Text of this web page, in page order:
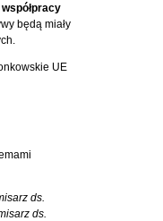
współpracy
będą miały
UE
ds.
ds.